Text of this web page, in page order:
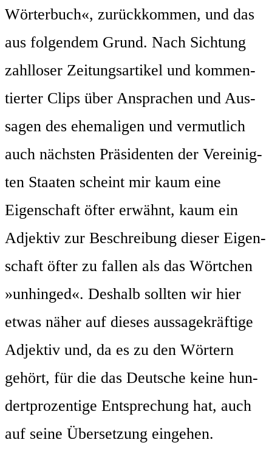
Wör­ter­buch«, zurück­kom­men, und das
aus fol­gen­dem Grund. Nach Sich­tung
zahl­lo­ser Zei­tungs­ar­ti­kel und kom­men­
tier­ter Clips über Anspra­chen und Aus­
sa­gen des ehe­ma­li­gen und ver­mut­lich
auch nächs­ten Prä­si­den­ten der Ver­ei­nig­
ten Staa­ten scheint mir kaum eine
Eigen­schaft öfter erwähnt, kaum ein
Adjek­tiv zur Beschrei­bung die­ser Eigen­
schaft öfter zu fal­len als das Wört­chen
»unhin­ged«. Des­halb soll­ten wir hier
etwas näher auf die­ses aus­sa­ge­kräf­ti­ge
Adjek­tiv und, da es zu den Wör­tern
gehört, für die das Deut­sche kei­ne hun­
dert­pro­zen­ti­ge Ent­spre­chung hat, auch
auf sei­ne Über­set­zung eingehen.